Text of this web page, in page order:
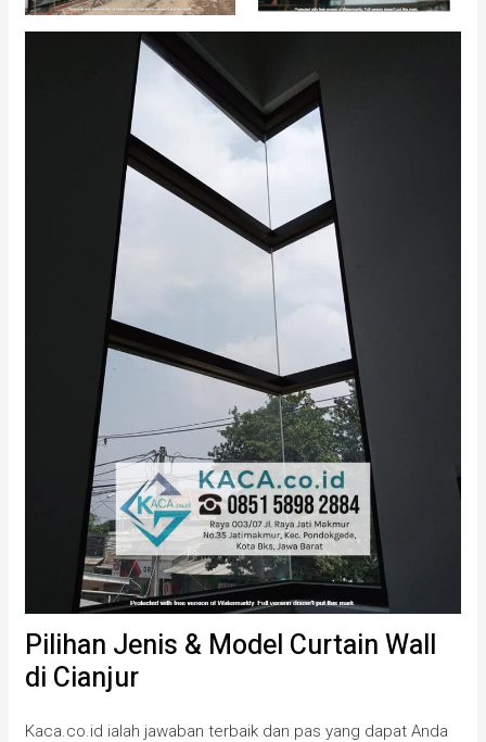
Pilihan Jenis & Model Curtain Wall
di Cianjur
Kaca.co.id ialah jawaban terbaik dan pas yang dapat Anda